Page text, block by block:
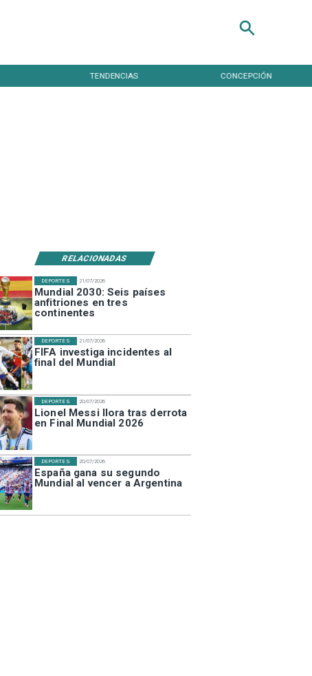
TENDENCIAS CONCEPCIÓN
RELACIONADAS
21/07/2026
Mundial 2030: Seis países
anfitriones en tres
continentes
DEPORTES
21/07/2026
FIFA investiga incidentes al
final del Mundial
DEPORTES
20/07/2026
Lionel Messi llora tras derrota
en Final Mundial 2026
DEPORTES
20/07/2026
España gana su segundo
Mundial al vencer a Argentina
DEPORTES